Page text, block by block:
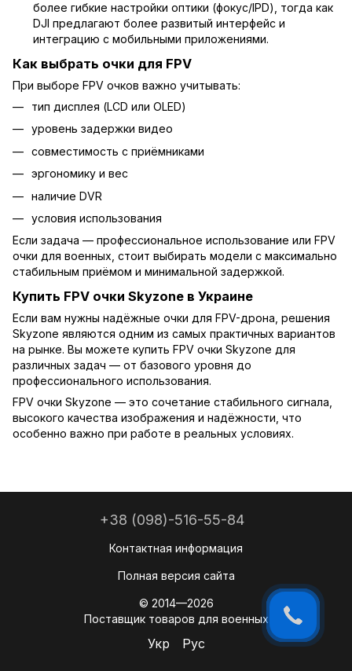
более гибкие настройки оптики (фокус/IPD), тогда как
DJI предлагают более развитый интерфейс и
интеграцию с мобильными приложениями.
Как выбрать очки для FPV
При выборе FPV очков важно учитывать:
тип дисплея (LCD или OLED)
уровень задержки видео
совместимость с приёмниками
эргономику и вес
наличие DVR
условия использования
Если задача — профессиональное использование или FPV
очки для военных, стоит выбирать модели с максимально
стабильным приёмом и минимальной задержкой.
Купить FPV очки Skyzone в Украине
Если вам нужны надёжные очки для FPV-дрона, решения
Skyzone являются одним из самых практичных вариантов
на рынке. Вы можете купить FPV очки Skyzone для
различных задач — от базового уровня до
профессионального использования.
FPV очки Skyzone — это сочетание стабильного сигнала,
высокого качества изображения и надёжности, что
особенно важно при работе в реальных условиях.
+38 (098)-516-55-84
Контактная информация
Полная версия сайта
© 2014—2026
Поставщик товаров для военных
Укр Рус